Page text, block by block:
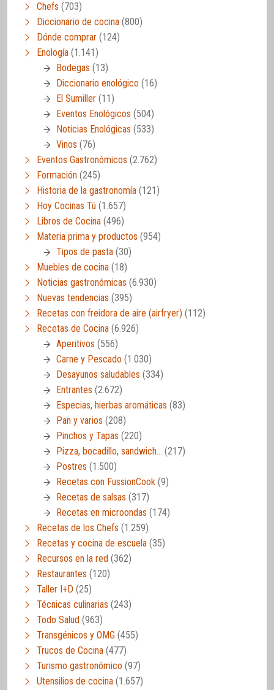
Chefs (703)
Diccionario de cocina (800)
Dónde comprar (124)
Enología (1.141)
Bodegas (13)
Diccionario enológico (16)
El Sumiller (11)
Eventos Enológicos (504)
Noticias Enológicas (533)
Vinos (76)
Eventos Gastronómicos (2.762)
Formación (245)
Historia de la gastronomía (121)
Hoy Cocinas Tú (1.657)
Libros de Cocina (496)
Materia prima y productos (954)
Tipos de pasta (30)
Muebles de cocina (18)
Noticias gastronómicas (6.930)
Nuevas tendencias (395)
Recetas con freidora de aire (airfryer) (112)
Recetas de Cocina (6.926)
Aperitivos (556)
Carne y Pescado (1.030)
Desayunos saludables (334)
Entrantes (2.672)
Especias, hierbas aromáticas (83)
Pan y varios (208)
Pinchos y Tapas (220)
Pizza, bocadillo, sandwich… (217)
Postres (1.500)
Recetas con FussionCook (9)
Recetas de salsas (317)
Recetas en microondas (174)
Recetas de los Chefs (1.259)
Recetas y cocina de escuela (35)
Recursos en la red (362)
Restaurantes (120)
Taller I+D (25)
Técnicas culinarias (243)
Todo Salud (963)
Transgénicos y OMG (455)
Trucos de Cocina (477)
Turismo gastronómico (97)
Utensilios de cocina (1.657)